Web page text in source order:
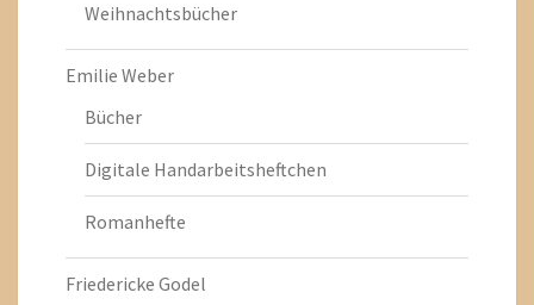
Weihnachtsbücher
Emilie Weber
Bücher
Digitale Handarbeitsheftchen
Romanhefte
Friedericke Godel